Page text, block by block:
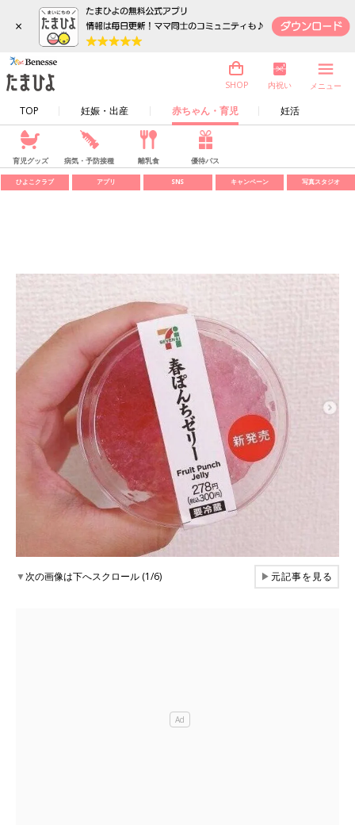
×
TOP 妊娠・出産 赤ちゃん・育児 妊活
SHOP 内祝い メニュー
育児グッズ 病気・予防接種 離乳食 優待パス
ひよこクラブ アプリ SNS キャンペーン 写真スタジオ
▼次の画像は下へスクロール (1/6) ▶元記事を見る